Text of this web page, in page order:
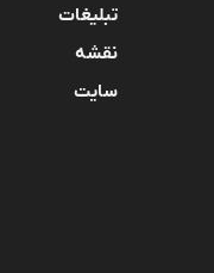
تبلیغات
نقشه
سایت